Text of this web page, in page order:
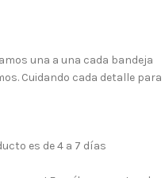
una a una cada bandeja
Cuidando cada detalle para
es de 4 a 7 días